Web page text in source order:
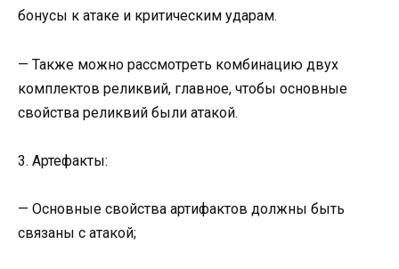
бонусы к атаке и критическим ударам.
— Также можно рассмотреть комбинацию двух
комплектов реликвий, главное, чтобы основные
свойства реликвий были атакой.
3. Артефакты:
— Основные свойства артифактов должны быть
связаны с атакой;